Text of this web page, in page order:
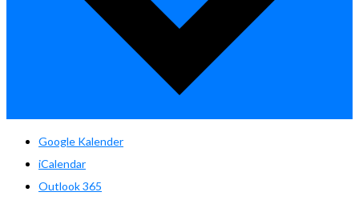
Google Kalender
iCalendar
Outlook 365